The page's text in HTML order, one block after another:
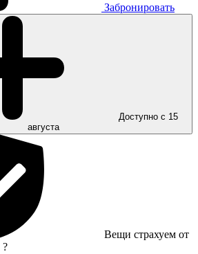
Забронировать
Доступно с 15
августа
Вещи страхуем от
?